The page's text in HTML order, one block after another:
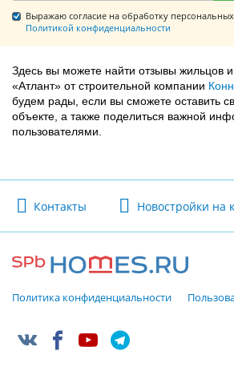
Выражаю согласие на обработку персональных
Политикой конфиденциальности
Здесь вы можете найти отзывы жильцов
«Атлант» от строительной компании
будем рады, если вы сможете оставить
объекте, а также поделиться важной
пользователями.
Контакты Новостройки на
Политика конфиденциальности